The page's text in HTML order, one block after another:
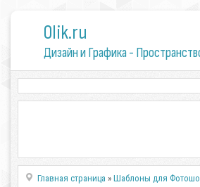
0lik.ru
Дизайн и Графика -
Главная страница »Шаблоны для